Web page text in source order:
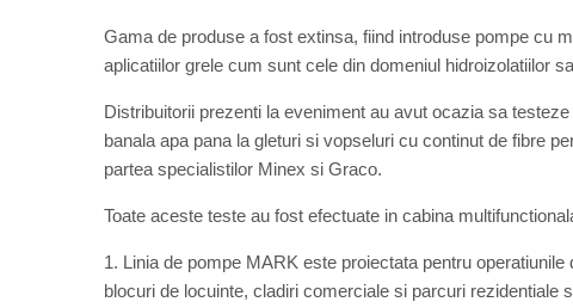
Gama de produse a fost extinsa, fiind introduse pompe cu
aplicatiilor grele cum sunt cele din domeniul hidroizolatiilor
Distribuitorii prezenti la eveniment au avut ocazia sa
banala apa pana la gleturi si vopseluri cu continut de fibre
partea specialistilor Minex si Graco.
Toate aceste teste au fost efectuate in cabina
1. Linia de pompe MARK este proiectata pentru
blocuri de locuinte, cladiri comerciale si parcuri rezidentiale